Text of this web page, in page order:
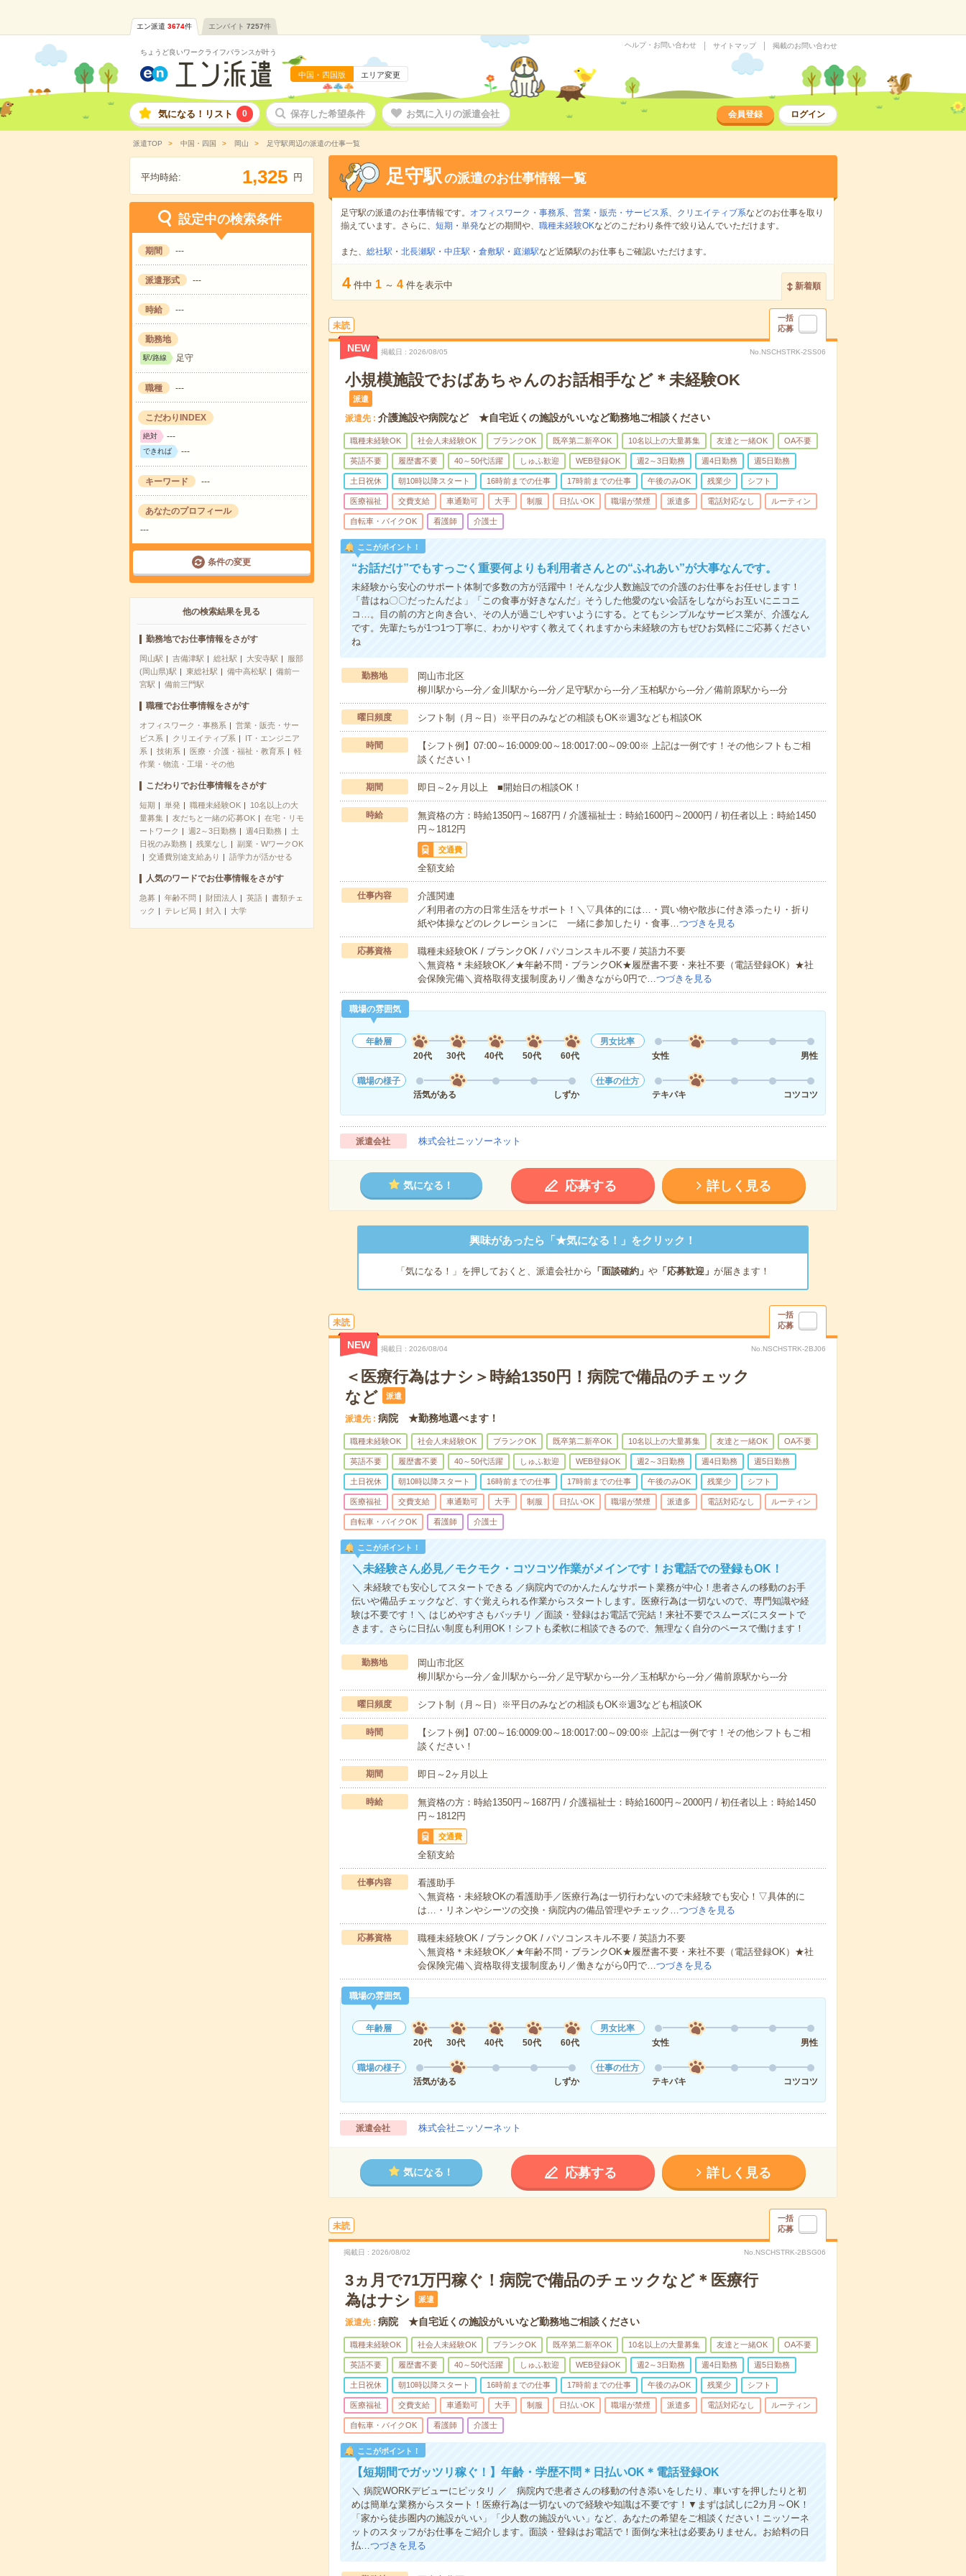
エン派遣 3674件 エンバイト 7257件
ちょうど良いワークライフバランスが叶う
中国・四国版 エリア変更
ヘルプ・お問い合わせ サイトマップ 掲載のお問い合わせ
気になる！リスト 0 保存した希望条件 お気に入りの派遣会社 会員登録 ログイン
派遣TOP 中国・四国 岡山 足守駅周辺の派遣の仕事一覧
平均時給: 1,325 円
設定中の検索条件
期間 ---
派遣形式 ---
時給 ---
勤務地
駅/路線 足守
職種 ---
こだわりINDEX
絶対 ---
できれば ---
キーワード ---
あなたのプロフィール
---
条件の変更
他の検索結果を見る
勤務地でお仕事情報をさがす
岡山駅 吉備津駅 総社駅 大安寺駅
服部
(岡山県)駅
東総社駅 備中高松駅
備前一
宮駅
備前三門駅
職種でお仕事情報をさがす
オフィスワーク・事務系
営業・販売・サー
ビス系
クリエイティブ系
IT・エンジニア
系
技術系 医療・介護・福祉・教育系
軽
作業・物流・工場・その他
こだわりでお仕事情報をさがす
短期 単発 職種未経験OK
10名以上の大
量募集
友だちと一緒の応募OK
在宅・リモ
ートワーク
週2～3日勤務 週4日勤務
土
日祝のみ勤務
残業なし
副業・WワークOK
交通費別途支給あり
語学力が活かせる
人気のワードでお仕事情報をさがす
急募 年齢不問 財団法人 英語
書類チェ
ック
テレビ局 封入 大学
足守駅の派遣のお仕事情報一覧
足守駅の派遣のお仕事情報です。 オフィスワーク・事務系、 営業・販売・サービス系、 クリエイティブ系などのお仕事を取り
揃えています。さらに、 短期 ・ 単発などの期間や、 職種未経験OKなどのこだわり条件で絞り込んでいただけます。
また、 総社駅 ・ 北長瀬駅 ・ 中庄駅 ・ 倉敷駅 ・ 庭瀬駅など近隣駅のお仕事もご確認いただけます。
4 件中 1 ～ 4 件を表示中 新着順
未読
一括
応募
NEW 掲載日 2026/08/05 No.NSCHSTRK-2SS06
小規模施設でおばあちゃんのお話相手など＊未経験OK
派遣
派遣先 介護施設や病院など ★自宅近くの施設がいいなど勤務地ご相談ください
職種未経験OK 社会人未経験OK ブランクOK 既卒第二新卒OK 10名以上の大量募集 友達と一緒OK OA不要
英語不要 履歴書不要 40～50代活躍 しゅふ歓迎 WEB登録OK 週2～3日勤務 週4日勤務 週5日勤務
土日祝休 朝10時以降スタート 16時前までの仕事 17時前までの仕事 午後のみOK 残業少 シフト
医療福祉 交費支給 車通勤可 大手 制服 日払いOK 職場が禁煙 派遣多 電話対応なし ルーティン
自転車・バイクOK 看護師 介護士
ここがポイント！
“お話だけ”でもすっごく重要何よりも利用者さんとの“ふれあい”が大事なんです。
未経験から安心のサポート体制で多数の方が活躍中！そんな少人数施設での介護のお仕事をお任せします！
「昔はね〇〇だったんだよ」「この食事が好きなんだ」そうした他愛のない会話をしながらお互いにニコニ
コ…。目の前の方と向き合い、その人が過ごしやすいようにする。とてもシンプルなサービス業が、介護なん
です。先輩たちが1つ1つ丁寧に、わかりやすく教えてくれますから未経験の方もぜひお気軽にご応募ください
ね
勤務地
岡山市北区
柳川駅から---分／金川駅から---分／足守駅から---分／玉柏駅から---分／備前原駅から---分
曜日頻度 シフト制（月～日）※平日のみなどの相談もOK※週3なども相談OK
時間
【シフト例】07:00～16:0009:00～18:0017:00～09:00※ 上記は一例です！その他シフトもご相
談ください！
期間 即日～2ヶ月以上 ■開始日の相談OK！
時給
無資格の方：時給1350円～1687円 / 介護福祉士：時給1600円～2000円 / 初任者以上：時給1450
円～1812円
交通費
全額支給
仕事内容
介護関連
／利用者の方の日常生活をサポート！＼▽具体的には…・買い物や散歩に付き添ったり・折り
紙や体操などのレクレーションに 一緒に参加したり・食事…つづきを見る
応募資格
職種未経験OK / ブランクOK / パソコンスキル不要 / 英語力不要
＼無資格＊未経験OK／★年齢不問・ブランクOK★履歴書不要・来社不要（電話登録OK）★社
会保険完備＼資格取得支援制度あり／働きながら0円で…つづきを見る
職場の雰囲気
年齢層
20代
30代 40代 50代 60代
男女比率
女性
男性
職場の様子
活気がある
しずか
仕事の仕方
テキパキ
コツコツ
派遣会社 株式会社ニッソーネット
気になる！ 応募する 詳しく見る
興味があったら「★気になる！」をクリック！
「気になる！」を押しておくと、派遣会社から 「面談確約」 や「応募歓迎」 が届きます！
未読
一括
応募
NEW 掲載日 2026/08/04 No.NSCHSTRK-2BJ06
＜医療行為はナシ＞時給1350円！病院で備品のチェック
など
派遣
派遣先 病院 ★勤務地選べます！
職種未経験OK 社会人未経験OK ブランクOK 既卒第二新卒OK 10名以上の大量募集 友達と一緒OK OA不要
英語不要 履歴書不要 40～50代活躍 しゅふ歓迎 WEB登録OK 週2～3日勤務 週4日勤務 週5日勤務
土日祝休 朝10時以降スタート 16時前までの仕事 17時前までの仕事 午後のみOK 残業少 シフト
医療福祉 交費支給 車通勤可 大手 制服 日払いOK 職場が禁煙 派遣多 電話対応なし ルーティン
自転車・バイクOK 看護師 介護士
ここがポイント！
＼未経験さん必見／モクモク・コツコツ作業がメインです！お電話での登録もOK！
＼ 未経験でも安心してスタートできる ／病院内でのかんたんなサポート業務が中心！患者さんの移動のお手
伝いや備品チェックなど、すぐ覚えられる作業からスタートします。医療行為は一切ないので、専門知識や経
験は不要です！＼ はじめやすさもバッチリ ／面談・登録はお電話で完結！来社不要でスムーズにスタートで
きます。さらに日払い制度も利用OK！シフトも柔軟に相談できるので、無理なく自分のペースで働けます！
勤務地
岡山市北区
柳川駅から---分／金川駅から---分／足守駅から---分／玉柏駅から---分／備前原駅から---分
曜日頻度 シフト制（月～日）※平日のみなどの相談もOK※週3なども相談OK
時間
【シフト例】07:00～16:0009:00～18:0017:00～09:00※ 上記は一例です！その他シフトもご相
談ください！
期間 即日～2ヶ月以上
時給
無資格の方：時給1350円～1687円 / 介護福祉士：時給1600円～2000円 / 初任者以上：時給1450
円～1812円
交通費
全額支給
仕事内容
看護助手
＼無資格・未経験OKの看護助手／医療行為は一切行わないので未経験でも安心！▽具体的に
は…・リネンやシーツの交換・病院内の備品管理やチェック…つづきを見る
応募資格
職種未経験OK / ブランクOK / パソコンスキル不要 / 英語力不要
＼無資格＊未経験OK／★年齢不問・ブランクOK★履歴書不要・来社不要（電話登録OK）★社
会保険完備＼資格取得支援制度あり／働きながら0円で…つづきを見る
職場の雰囲気
年齢層
20代
30代 40代 50代 60代
男女比率
女性
男性
職場の様子
活気がある
しずか
仕事の仕方
テキパキ
コツコツ
派遣会社 株式会社ニッソーネット
気になる！ 応募する 詳しく見る
未読
一括
応募
掲載日 2026/08/02 No.NSCHSTRK-2BSG06
3ヵ月で71万円稼ぐ！病院で備品のチェックなど＊医療行
為はナシ
派遣
派遣先 病院 ★自宅近くの施設がいいなど勤務地ご相談ください
職種未経験OK 社会人未経験OK ブランクOK 既卒第二新卒OK 10名以上の大量募集 友達と一緒OK OA不要
英語不要 履歴書不要 40～50代活躍 しゅふ歓迎 WEB登録OK 週2～3日勤務 週4日勤務 週5日勤務
土日祝休 朝10時以降スタート 16時前までの仕事 17時前までの仕事 午後のみOK 残業少 シフト
医療福祉 交費支給 車通勤可 大手 制服 日払いOK 職場が禁煙 派遣多 電話対応なし ルーティン
自転車・バイクOK 看護師 介護士
ここがポイント！
【短期間でガッツリ稼ぐ！】年齢・学歴不問＊日払いOK＊電話登録OK
＼ 病院WORKデビューにピッタリ ／ 病院内で患者さんの移動の付き添いをしたり、車いすを押したりと初
めは簡単な業務からスタート！医療行為は一切ないので経験や知識は不要です！▼まずは試しに2カ月～OK！
「家から徒歩圏内の施設がいい」「少人数の施設がいい」など、あなたの希望をご相談ください！ニッソーネ
ットのスタッフがお仕事をご紹介します。面談・登録はお電話で！面倒な来社は必要ありません。お給料の日
払…つづきを見る